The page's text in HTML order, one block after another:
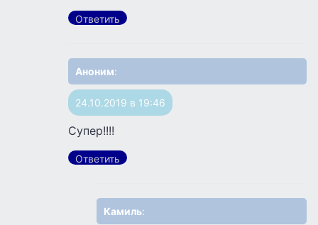
Ответить
Аноним:
24.10.2019 в 19:46
Супер!!!!
Ответить
Камиль: